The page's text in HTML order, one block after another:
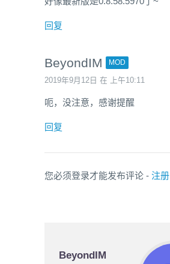
回复
BeyondIM MOD
2019年9月12日 在 上午10:11
呃，没注意，感谢提醒
回复
您必须登录才能发布评论 - 注册
BeyondIM